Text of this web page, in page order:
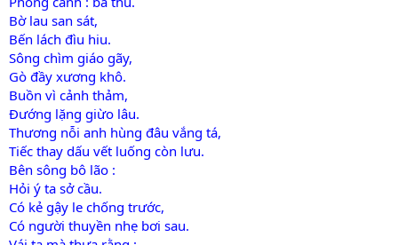
Bờ lau san sát,
Bến lách đìu hiu.
Sông chìm giáo gãy,
Gò đầy xương khô.
Buồn vì cảnh thảm,
Đướng lặng giừo lâu.
Thương nỗi anh hùng đâu vắng tá,
Tiếc thay dấu vết luống còn lưu.
Bên sông bô lão :
Hỏi ý ta sở cầu.
Có kẻ gậy le chống trước,
Có người thuyền nhẹ bơi sau.